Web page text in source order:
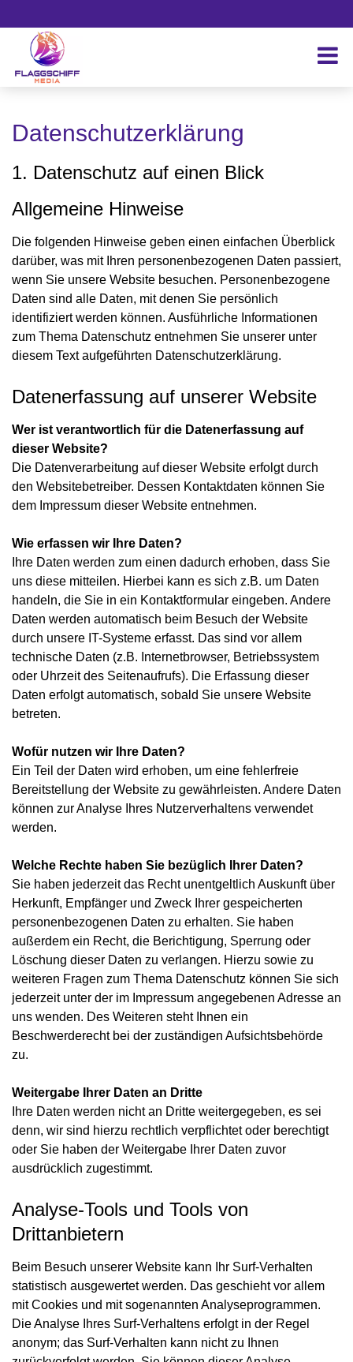
Datenschutzerklärung
1. Datenschutz auf einen Blick
Allgemeine Hinweise
Die folgenden Hinweise geben einen einfachen Überblick
darüber, was mit Ihren personenbezogenen Daten passiert,
wenn Sie unsere Website besuchen. Personenbezogene
Daten sind alle Daten, mit denen Sie persönlich
identifiziert werden können. Ausführliche Informationen
zum Thema Datenschutz entnehmen Sie unserer unter
diesem Text aufgeführten Datenschutzerklärung.
Datenerfassung auf unserer Website
Wer ist verantwortlich für die Datenerfassung auf
dieser Website?
Die Datenverarbeitung auf dieser Website erfolgt durch
den Websitebetreiber. Dessen Kontaktdaten können Sie
dem Impressum dieser Website entnehmen.
Wie erfassen wir Ihre Daten?
Ihre Daten werden zum einen dadurch erhoben, dass Sie
uns diese mitteilen. Hierbei kann es sich z.B. um Daten
handeln, die Sie in ein Kontaktformular eingeben. Andere
Daten werden automatisch beim Besuch der Website
durch unsere IT-Systeme erfasst. Das sind vor allem
technische Daten (z.B. Internetbrowser, Betriebssystem
oder Uhrzeit des Seitenaufrufs). Die Erfassung dieser
Daten erfolgt automatisch, sobald Sie unsere Website
betreten.
Wofür nutzen wir Ihre Daten?
Ein Teil der Daten wird erhoben, um eine fehlerfreie
Bereitstellung der Website zu gewährleisten. Andere Daten
können zur Analyse Ihres Nutzerverhaltens verwendet
werden.
Welche Rechte haben Sie bezüglich Ihrer Daten?
Sie haben jederzeit das Recht unentgeltlich Auskunft über
Herkunft, Empfänger und Zweck Ihrer gespeicherten
personenbezogenen Daten zu erhalten. Sie haben
außerdem ein Recht, die Berichtigung, Sperrung oder
Löschung dieser Daten zu verlangen. Hierzu sowie zu
weiteren Fragen zum Thema Datenschutz können Sie sich
jederzeit unter der im Impressum angegebenen Adresse an
uns wenden. Des Weiteren steht Ihnen ein
Beschwerderecht bei der zuständigen Aufsichtsbehörde
zu.
Weitergabe Ihrer Daten an Dritte
Ihre Daten werden nicht an Dritte weitergegeben, es sei
denn, wir sind hierzu rechtlich verpflichtet oder berechtigt
oder Sie haben der Weitergabe Ihrer Daten zuvor
ausdrücklich zugestimmt.
Analyse-Tools und Tools von
Drittanbietern
Beim Besuch unserer Website kann Ihr Surf-Verhalten
statistisch ausgewertet werden. Das geschieht vor allem
mit Cookies und mit sogenannten Analyseprogrammen.
Die Analyse Ihres Surf-Verhaltens erfolgt in der Regel
anonym; das Surf-Verhalten kann nicht zu Ihnen